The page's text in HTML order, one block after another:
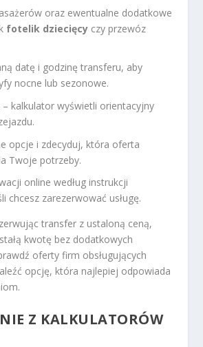
oraz ewentualne dodatkowe
fotelik dziecięcy czy przewóz
datę i godzinę transferu, aby
nocne lub sezonowe.
– kalkulator wyświetli orientacyjny
opcje i zdecyduj, która oferta
Twoje potrzeby.
online według instrukcji
chcesz zarezerwować usługę.
transfer z ustaloną ceną,
kwotę bez dodatkowych
oferty firm obsługujących
opcję, która najlepiej odpowiada
Z KALKULATORÓW